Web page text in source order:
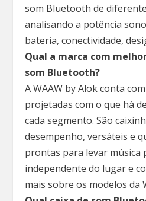
som Bluetooth de
analisando a potência
bateria, conectividade,
Qual a marca com
som Bluetooth?
A WAAW by Alok conta
projetadas com o que há
cada segmento. São
desempenho, versáteis e
prontas para levar música
independente do lugar e
mais sobre os modelos da